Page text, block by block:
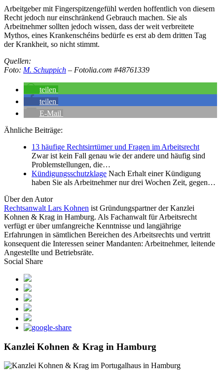
Arbeitgeber mit Fingerspitzengefühl werden hoffentlich von diesem
Recht jedoch nur einschränkend Gebrauch machen. Sie als
Arbeitnehmer sollten jedoch wissen, dass der weit verbreitete
Mythos, eines Krankenschéins bedürfe es erst ab dem dritten Tag
der Krankheit, so nicht stimmt.
Quellen:
Foto: M. Schuppich – Fotolia.com #48761339
teilen
teilen
E-Mail
Ähnliche Beiträge:
13 häufige Rechtsirrtümer und Fragen im Arbeitsrecht
Zwar ist kein Fall genau wie der andere und häufig sind
Problemstellungen, die…
Kündigungsschutzklage Nach Erhalt einer Kündigung
haben Sie als Arbeitnehmer nur drei Wochen Zeit, gegen…
Über den Autor
Rechtsanwalt Lars Kohnen ist Gründungspartner der Kanzlei
Kohnen & Krag in Hamburg. Als Fachanwalt für Arbeitsrecht
verfügt er über umfangreiche Kenntnisse und langjährige
Erfahrungen in sämtlichen Bereichen des Arbeitsrechts und vertritt
konsequent die Interessen seiner Mandanten: Arbeitnehmer, leitende
Angestellte und Betriebsräte.
Social Share
Kanzlei Kohnen & Krag in Hamburg